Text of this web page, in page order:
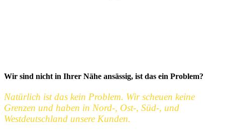
Wir sind nicht in Ihrer Nähe ansässig, ist das ein Problem?
Natürlich ist das kein Problem. Wir scheuen keine
Grenzen und haben in Nord-, Ost-, Süd-, und
Westdeutschland unsere Kunden.